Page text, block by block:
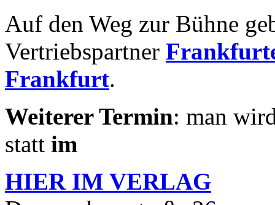
Auf den Weg zur Bühne
Vertriebspartner
Frankfurt.
Weiterer Termin: man
statt im
HIER IM VERLAG